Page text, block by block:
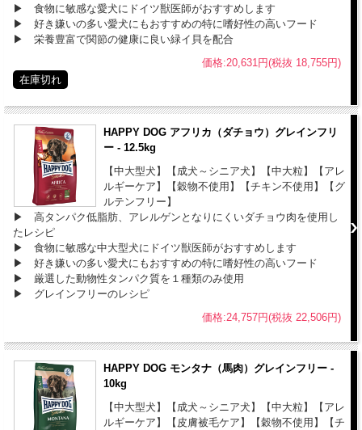
▶ 食物に敏感な愛犬にドイツ獣医師がおすすめします
▶ 好き嫌いの多い愛犬にもおすすめの特に嗜好性の高いフード
▶ 栄養豊富で関節の健康に良い緑イ貝を配合
価格:20,631円(税抜 18,755円)
在庫切れ
HAPPY DOG アフリカ（ダチョウ）グレインフリ
ー - 12.5kg
【中大型犬】【成犬～シニア犬】【中大粒】【アレ
ルギーケア】【穀物不使用】【チキン不使用】【グ
ルテンフリー】
▶︎ 高タンパク低脂肪、アレルゲンとなりにくいダチョウ肉を使用し
たレシピ
▶︎ 食物に敏感な中大型犬にドイツ獣医師がおすすめします
▶︎ 好き嫌いの多い愛犬にもおすすめの特に嗜好性の高いフード
▶︎ 厳選した動物性タンパク質を１種類のみ使用
▶︎ グレインフリーのレシピ
価格:24,757円(税抜 22,506円)
HAPPY DOG モンタナ（馬肉）グレインフリー -
10kg
【中大型犬】【成犬～シニア犬】【中大粒】【アレ
ルギーケア】【皮膚被毛ケア】【穀物不使用】【チ